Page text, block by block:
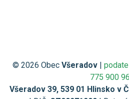
© 2026 Obec Všeradov|
775 900
Všeradov 39, 539 01 Hlinsko v